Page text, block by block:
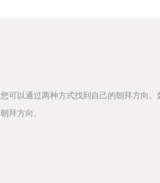
您可以通过两种方式找到自己的朝拜方向
朝拜方向。